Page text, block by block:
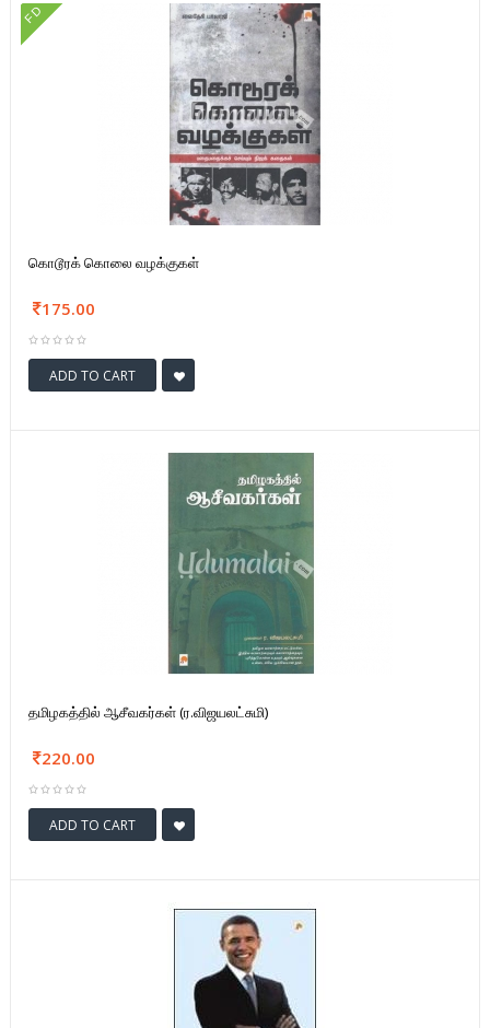
FD
கொடூரக் கொலை வழக்குகள்
175.00
ADD TO CART
தமிழகத்தில் ஆசீவகர்கள் (ர.விஜயலட்சுமி)
220.00
ADD TO CART